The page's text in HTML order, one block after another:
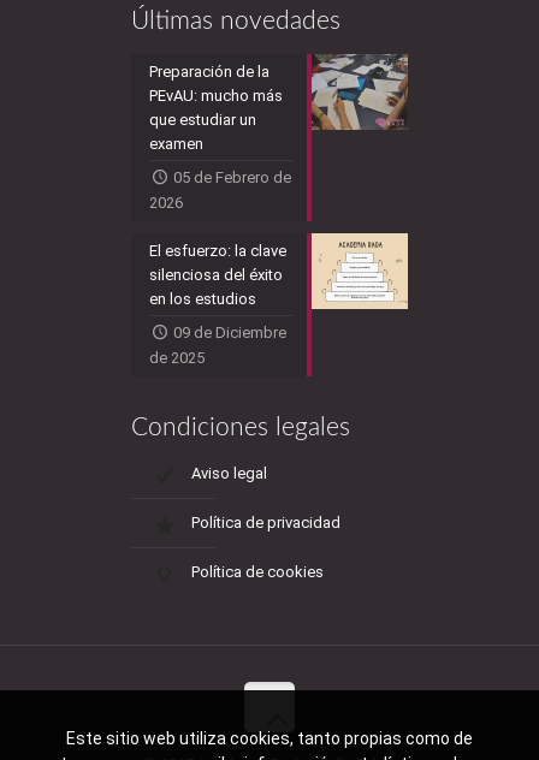
Últimas novedades
Preparación de la
PEvAU: mucho más
que estudiar un
examen
05 de Febrero de
2026
El esfuerzo: la clave
silenciosa del éxito
en los estudios
09 de Diciembre
de 2025
Condiciones legales
Aviso legal
Política de privacidad
Política de cookies
Este sitio web utiliza cookies, tanto propias como de